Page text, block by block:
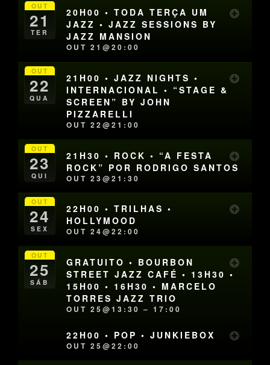
OUT
21
TER
20H00 • TODA TERÇA UM
JAZZ • JAZZ SESSIONS BY
JAZZ MANSION
OUT 21@20:00
OUT
22
QUA
21H00 • JAZZ NIGHTS •
INTERNACIONAL • “STAGE &
SCREEN” BY JOHN
PIZZARELLI
OUT 22@21:00
OUT
23
QUI
21H30 • ROCK • “A FESTA
ROCK” POR RODRIGO SANTOS
OUT 23@21:30
OUT
24
SEX
22H00 • TRILHAS •
HOLLYMOOD
OUT 24@22:00
OUT
25
SÁB
GRATUITO • BOURBON
STREET JAZZ CAFÉ • 13H30 •
15H00 • 16H30 • MARCELO
TORRES JAZZ TRIO
OUT 25@13:30 – 17:00
22H00 • POP • JUNKIEBOX
OUT 25@22:00